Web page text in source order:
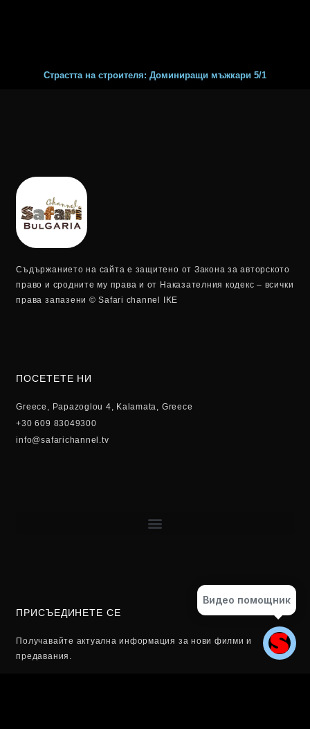
Страстта на строителя: Доминиращи мъжкари 5/1
Съдържанието на сайта е защитено от Закона за авторското
право и сродните му права и от Наказателния кодекс – всички
права запазени © Safari channel IKE
ПОСЕТЕТЕ НИ
Greece, Papazoglou 4, Kalamata, Greece
+30 609 83049300
info@safarichannel.tv
ПРИСЪЕДИНЕТЕ СЕ
Получавайте актуална информация за нови филми и
предавания.
Видео помощник